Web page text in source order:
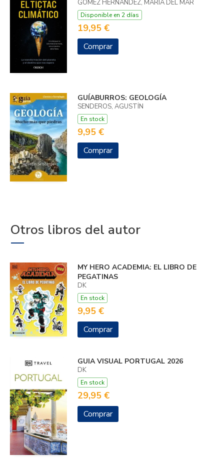
GÓMEZ HERNÁNDEZ, MARÍA DEL MAR
Disponible en 2 días
19,95 €
Comprar
GUÍABURROS: GEOLOGÍA
SENDEROS, AGUSTÍN
En stock
9,95 €
Comprar
Otros libros del autor
MY HERO ACADEMIA: EL LIBRO DE
PEGATINAS
DK
En stock
9,95 €
Comprar
GUIA VISUAL PORTUGAL 2026
DK
En stock
29,95 €
Comprar